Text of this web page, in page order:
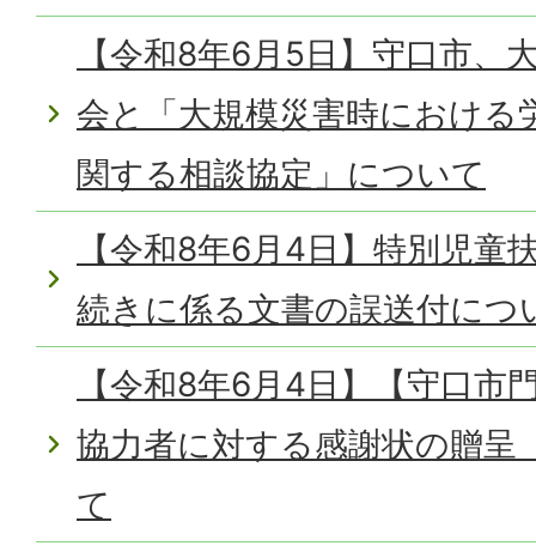
【令和8年6月5日】守口市、
会と「大規模災害時における
関する相談協定」について
【令和8年6月4日】特別児童
続きに係る文書の誤送付につ
【令和8年6月4日】【守口市
協力者に対する感謝状の贈呈
て